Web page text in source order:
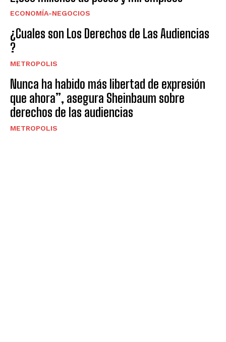
ECONOMÍA-NEGOCIOS
¿Cuales son Los Derechos de Las Audiencias
?
METROPOLIS
Nunca ha habido más libertad de expresión
que ahora”, asegura Sheinbaum sobre
derechos de las audiencias
METROPOLIS